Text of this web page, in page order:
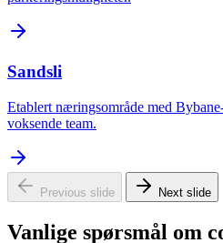
Sandsli
Etablert næringsområde med
voksende team.
Previous slide Next slide
Vanlige spørsmål om